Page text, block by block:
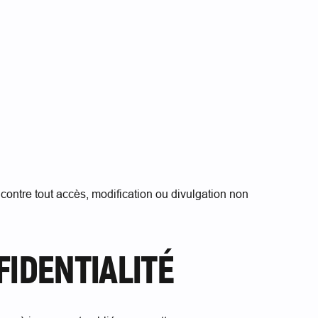
tout accès, modification ou divulgation non